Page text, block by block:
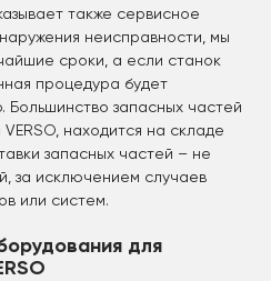
также сервисное
неисправности, мы
сроки, а если станок
процедура будет
Большинство запасных частей
находится на складе
запасных частей – не
за исключением случаев
или систем.
для